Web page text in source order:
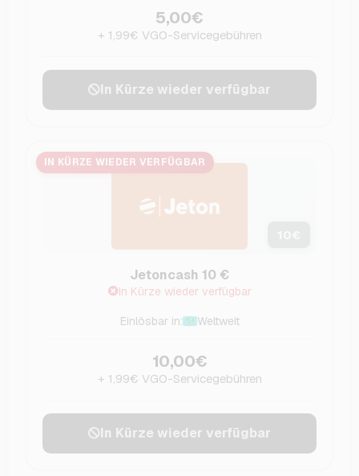
5,00€
+ 1,99€ VGO-Servicegebühren
In Kürze wieder verfügbar
IN KÜRZE WIEDER VERFÜGBAR
Jetoncash 10 €
In Kürze wieder verfügbar
Einlösbar in: Weltweit
10,00€
+ 1,99€ VGO-Servicegebühren
In Kürze wieder verfügbar